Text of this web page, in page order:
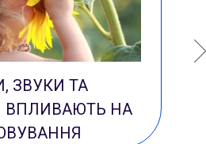
ЗВУКИ ТА
ВПЛИВАЮТЬ НА